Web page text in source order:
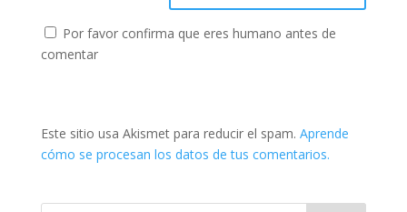
Por favor confirma que eres humano antes de
comentar
Este sitio usa Akismet para reducir el spam. Aprende
cómo se procesan los datos de tus comentarios.